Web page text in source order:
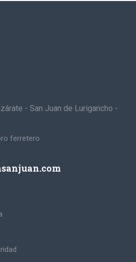
- San Juan de Lurigancho -
ferretero